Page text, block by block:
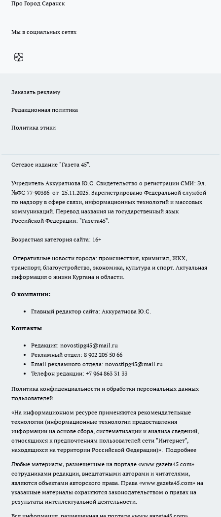
Про Город Саранск
Мы в социальных сетях
Заказать рекламу
Редакционная политика
Политика этики
Сетевое издание "Газета 45".
Учредитель Аккуратнова Ю.С. Свидетельство о регистрации СМИ: Эл.
№ФС 77-90386 от 25.11.2025. Зарегистрировано Федеральной службой
по надзору в сфере связи, информационных технологий и массовых
коммуникаций. Перевод названия на государственный язык
Российской Федерации: "Газета45".
Возрастная категория сайта: 16+
Оперативные новости города: происшествия, криминал, ЖКХ,
транспорт, благоустройство, экономика, культура и спорт. Актуальная
информация о жизни Кургана и области.
О компании:
Главный редактор сайта: Аккуратнова Ю.С.
Контакты
Редакция: novostipg45@mail.ru
Рекламный отдел: 8 902 205 50 66
Email рекламного отдела: novostipg45@mail.ru
Телефон редакции: +7 964 863 31 33
Политика конфиденциальности и обработки персональных данных
пользователей
«На информационном ресурсе применяются рекомендательные
технологии (информационные технологии предоставления
информации на основе сбора, систематизации и анализа сведений,
относящихся к предпочтениям пользователей сети "Интернет",
находящихся на территории Российской Федерации)». Подробнее
Любые материалы, размещенные на портале «www.gazeta45.com»
сотрудниками редакции, внештатными авторами и читателями,
являются объектами авторского права. Права «www.gazeta45.com» на
указанные материалы охраняются законодательством о правах на
результаты интеллектуальной деятельности.